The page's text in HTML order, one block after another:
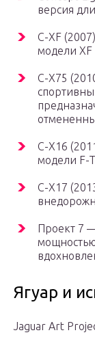
версия
C-XF
модели XF
C-X75
C-X16
модели F-
C-X17
Проект 7
Ягуар и
Jaguar Art